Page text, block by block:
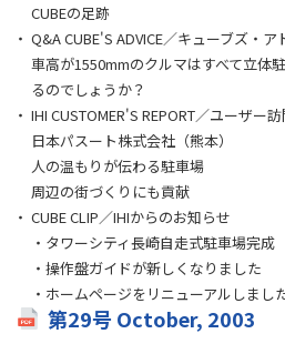
CUBEの足跡
Q&A CUBE'S ADVICE／キューブズ・ア
車高が1550mmのクルマはすべて立体
るのでしょうか？
IHI CUSTOMER'S REPORT／ユーザー訪
日本パスート株式会社（熊本）
人の温もりが伝わる駐車場
周辺の街づくりにも貢献
CUBE CLIP／IHIからのお知らせ
・タワーシティ長崎自走式駐車場完成
・操作盤ガイドが新しくなりました
・ホームページをリニューアルしまし
第29号 October, 2003